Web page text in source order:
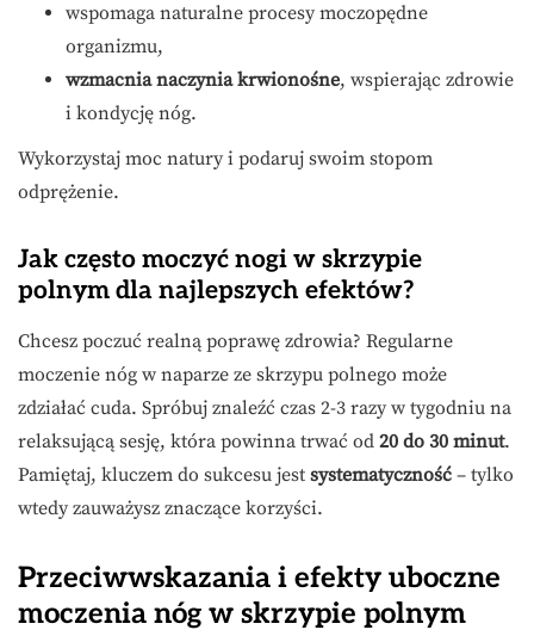
wspomaga naturalne procesy moczopędne
organizmu,
wzmacnia naczynia krwionośne, wspierając zdrowie
i kondycję nóg.
Wykorzystaj moc natury i podaruj swoim stopom
odprężenie.
Jak często moczyć nogi w skrzypie
polnym dla najlepszych efektów?
Chcesz poczuć realną poprawę zdrowia? Regularne
moczenie nóg w naparze ze skrzypu polnego może
zdziałać cuda. Spróbuj znaleźć czas 2-3 razy w tygodniu na
relaksującą sesję, która powinna trwać od 20 do 30 minut.
Pamiętaj, kluczem do sukcesu jest systematyczność – tylko
wtedy zauważysz znaczące korzyści.
Przeciwwskazania i efekty uboczne
moczenia nóg w skrzypie polnym